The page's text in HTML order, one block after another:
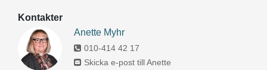
Kontakter
Anette Myhr
010-414 42 17
Skicka e-post till Anette